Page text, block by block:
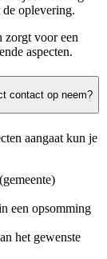
de oplevering.
zorgt voor een
aspecten.
contact op neem?
aangaat kun je
een opsomming
het gewenste